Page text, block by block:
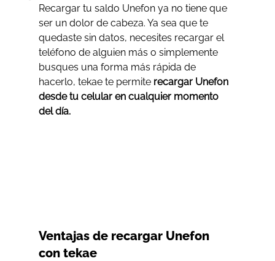
Recargar tu saldo Unefon ya no tiene que
ser un dolor de cabeza. Ya sea que te
quedaste sin datos, necesites recargar el
teléfono de alguien más o simplemente
busques una forma más rápida de
hacerlo, tekae te permite recargar Unefon
desde tu celular en cualquier momento
del día.
Ventajas de recargar Unefon
con tekae